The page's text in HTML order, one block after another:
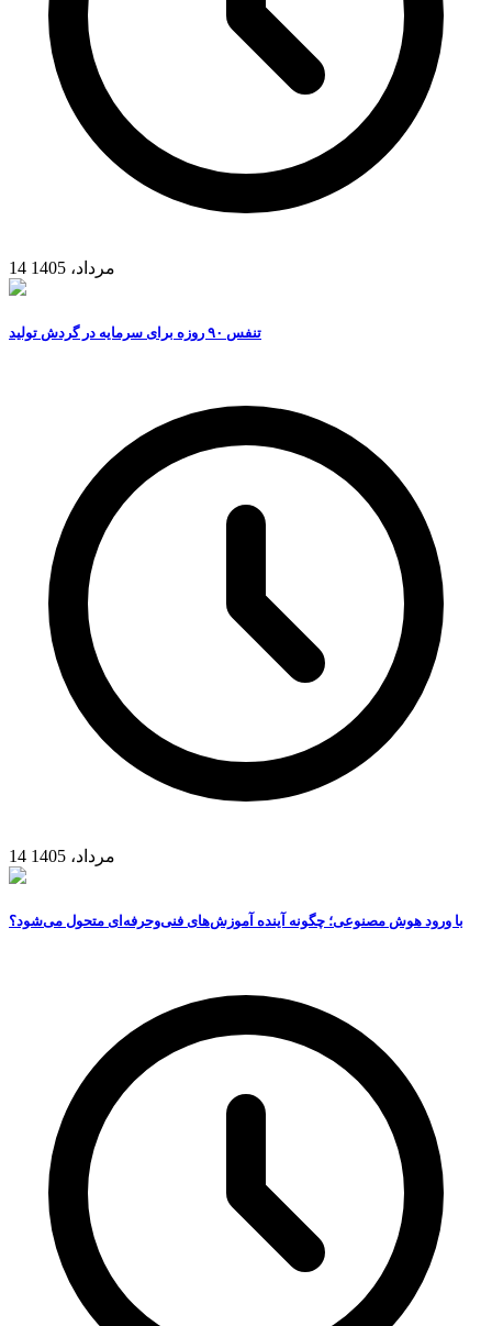
14 مرداد، 1405
تنفس ۹۰ روزه برای سرمایه در گردش تولید
14 مرداد، 1405
با ورود هوش مصنوعی؛ چگونه آینده آموزش‌های فنی‌وحرفه‌ای متحول می‌شود؟